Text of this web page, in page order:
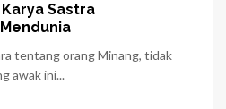
Sastra
tentang orang Minang, tidak
awak ini...